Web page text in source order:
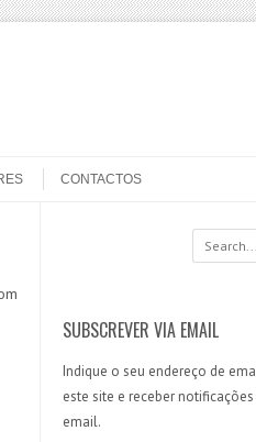
CONTACTOS
SUBSCREVER VIA EMAIL
Indique o seu endereço de
este site e receber
email.